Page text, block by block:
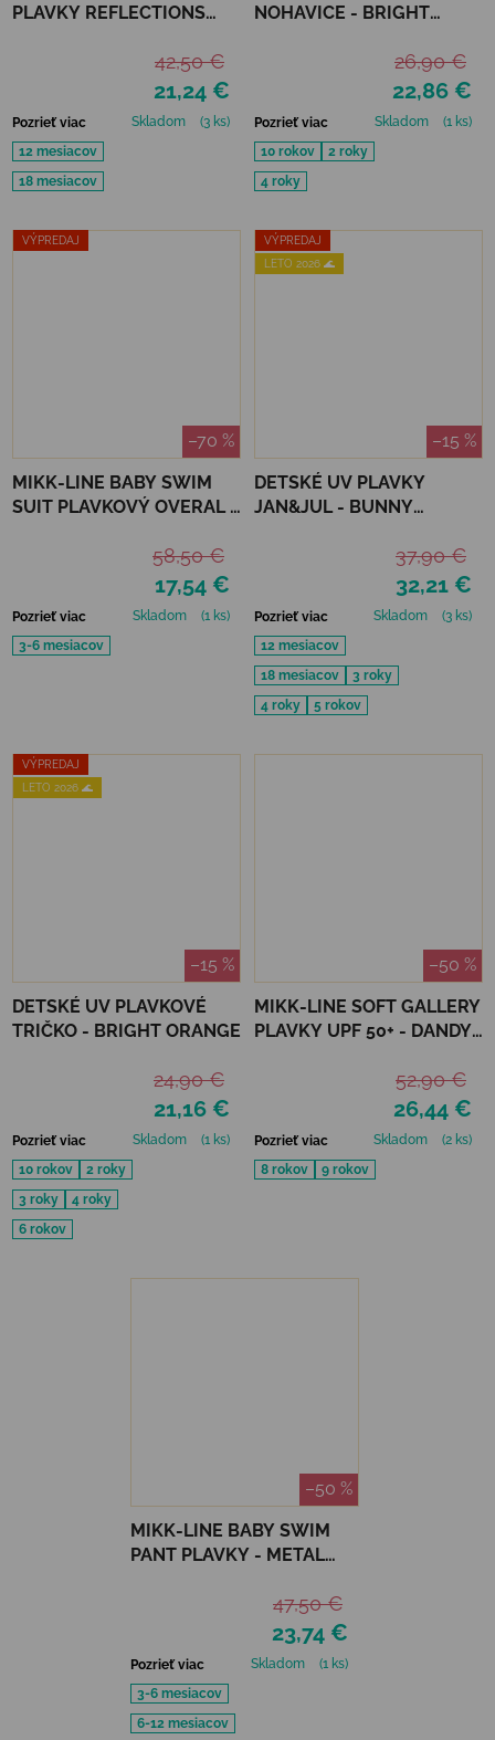
PLAVKY REFLECTIONS
21,24 €
42,50 €
Pozrieť viac Skladom
(3 ks)
12 mesiacov
18 mesiacov
NOHAVICE - BRIGHT
22,86 €
26,90 €
Pozrieť viac Skladom
(1 ks)
10 rokov
2 roky
4 roky
VÝPREDAJ
–70 %
MIKK-LINE BABY SWIM
SUIT PLAVKOVÝ OVERAL -
17,54 €
58,50 €
Pozrieť viac Skladom
(1 ks)
3-6 mesiacov
VÝPREDAJ
LETO 2026 🌊
–15 %
DETSKÉ UV PLAVKY
JAN&JUL - BUNNY
32,21 €
37,90 €
Pozrieť viac Skladom
(3 ks)
12 mesiacov
18 mesiacov
3 roky
4 roky
5 rokov
VÝPREDAJ
LETO 2026 🌊
–15 %
DETSKÉ UV PLAVKOVÉ
TRIČKO - BRIGHT ORANGE
21,16 €
24,90 €
Pozrieť viac Skladom
(1 ks)
10 rokov
2 roky
3 roky
4 roky
6 rokov
–50 %
MIKK-LINE SOFT GALLERY
PLAVKY UPF 50+ - DANDY
26,44 €
52,90 €
Pozrieť viac Skladom
(2 ks)
8 rokov
9 rokov
–50 %
MIKK-LINE BABY SWIM
PANT PLAVKY - METAL
23,74 €
47,50 €
Pozrieť viac Skladom
(1 ks)
3-6 mesiacov
6-12 mesiacov